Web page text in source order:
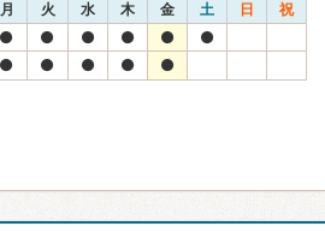
月 火 水 木 金 土 日 祝